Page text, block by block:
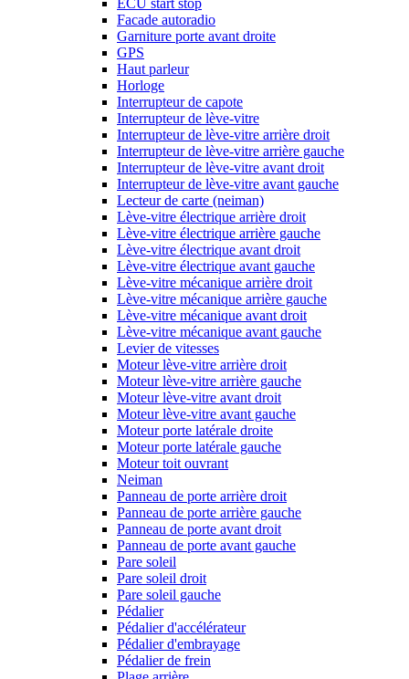
ECU start stop
Facade autoradio
Garniture porte avant droite
GPS
Haut parleur
Horloge
Interrupteur de capote
Interrupteur de lève-vitre
Interrupteur de lève-vitre arrière droit
Interrupteur de lève-vitre arrière gauche
Interrupteur de lève-vitre avant droit
Interrupteur de lève-vitre avant gauche
Lecteur de carte (neiman)
Lève-vitre électrique arrière droit
Lève-vitre électrique arrière gauche
Lève-vitre électrique avant droit
Lève-vitre électrique avant gauche
Lève-vitre mécanique arrière droit
Lève-vitre mécanique arrière gauche
Lève-vitre mécanique avant droit
Lève-vitre mécanique avant gauche
Levier de vitesses
Moteur lève-vitre arrière droit
Moteur lève-vitre arrière gauche
Moteur lève-vitre avant droit
Moteur lève-vitre avant gauche
Moteur porte latérale droite
Moteur porte latérale gauche
Moteur toit ouvrant
Neiman
Panneau de porte arrière droit
Panneau de porte arrière gauche
Panneau de porte avant droit
Panneau de porte avant gauche
Pare soleil
Pare soleil droit
Pare soleil gauche
Pédalier
Pédalier d'accélérateur
Pédalier d'embrayage
Pédalier de frein